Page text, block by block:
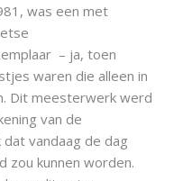
was een met
– ja, toen
waren die alleen in
Dit meesterwerk werd
van de
vandaag de dag
zou kunnen worden.